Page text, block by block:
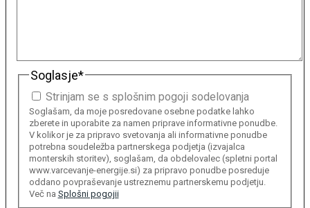
Soglasje*
Strinjam se s splošnim pogoji sodelovanja
Soglašam, da moje posredovane osebne podatke lahko
zberete in uporabite za namen priprave informativne ponudbe.
V kolikor je za pripravo svetovanja ali informativne ponudbe
potrebna soudeležba partnerskega podjetja (izvajalca
monterskih storitev), soglašam, da obdelovalec (spletni portal
www.varcevanje-energije.si) za pripravo ponudbe posreduje
oddano povpraševanje ustreznemu partnerskemu podjetju.
Več na Splošni pogojii